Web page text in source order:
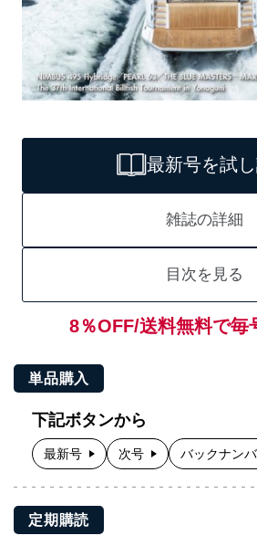
最新号を試
雑誌の詳細
目次を見る
8％OFF/送料無料で毎
単品購入
下記ボタンから
最新号 次号 バックナン
定期購読